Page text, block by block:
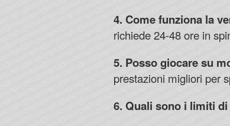
4. Come funziona la
richiede 24-48 ore in
5. Posso giocare su
prestazioni migliori per
6. Quali sono i limiti